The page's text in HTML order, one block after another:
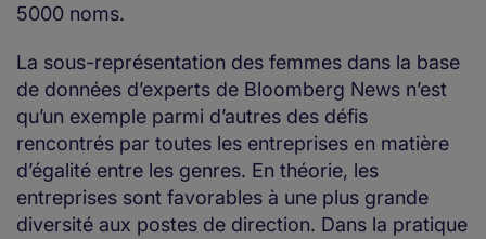
5000 noms.
La sous-représentation des femmes dans la base
de données d’experts de Bloomberg News n’est
qu’un exemple parmi d’autres des défis
rencontrés par toutes les entreprises en matière
d’égalité entre les genres. En théorie, les
entreprises sont favorables à une plus grande
diversité aux postes de direction. Dans la pratique